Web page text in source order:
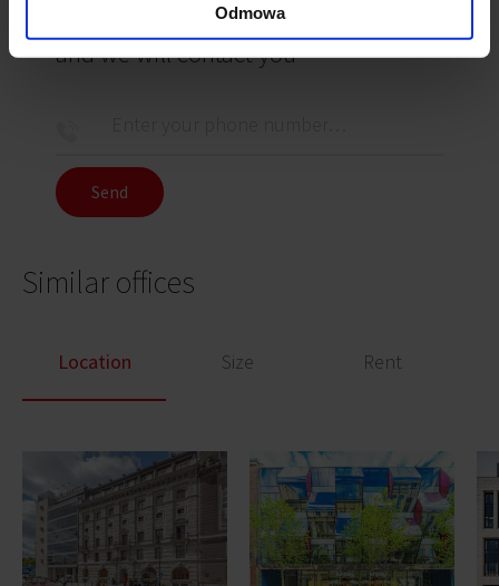
Odmowa
You can leave your phone number
and we will contact you
Send
Similar offices
Location Size Rent